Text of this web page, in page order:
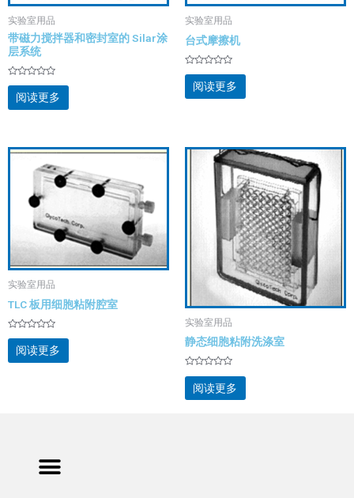
实验室用品
带磁力搅拌器和密封室的 Silar涂
层系统
评
分
&sol;
阅读更多
实验室用品
台式摩擦机
评
分
&sol;
阅读更多
实验室用品
TLC 板用细胞粘附腔室
评
分
&sol;
阅读更多
实验室用品
静态细胞粘附洗涤室
评
分
&sol;
阅读更多
Menu